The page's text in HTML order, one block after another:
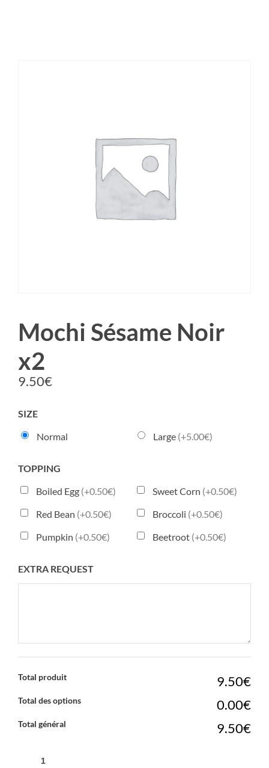
Mochi Sésame Noir
x2
9.50€
SIZE
Normal
Large (+5.00€)
TOPPING
Boiled Egg (+0.50€) Sweet Corn (+0.50€)
Red Bean (+0.50€) Broccoli (+0.50€)
Pumpkin (+0.50€) Beetroot (+0.50€)
EXTRA REQUEST
Total produit 9.50€
Total des options 0.00€
Total général 9.50€